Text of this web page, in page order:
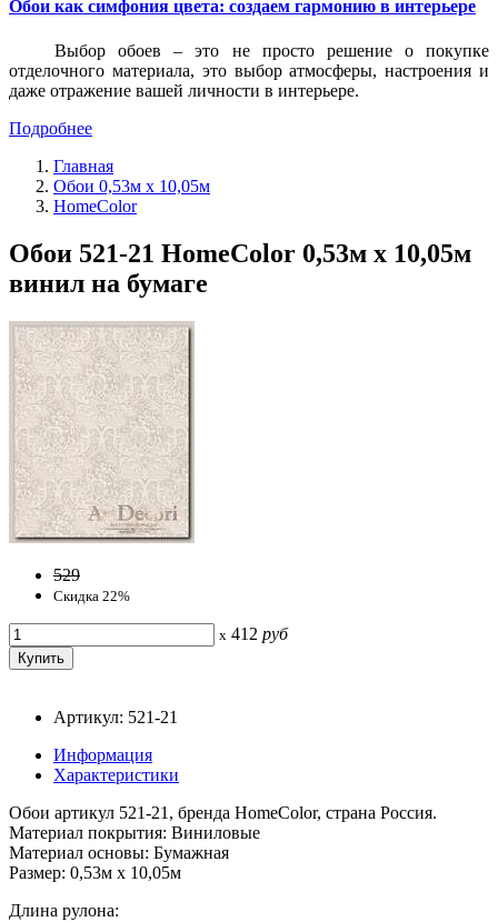
Обои как симфония цвета: создаем гармонию в интерьере
Выбор обоев – это не просто решение о покупке
отделочного материала, это выбор атмосферы, настроения и
даже отражение вашей личности в интерьере.
Подробнее
Главная
Обои 0,53м x 10,05м
HomeColor
Обои 521-21 HomeColor 0,53м x 10,05м
винил на бумаге
529
Скидка 22%
x 412 руб
Артикул: 521-21
Информация
Характеристики
Обои артикул 521-21, бренда HomeColor, страна Россия.
Материал покрытия: Виниловые
Материал основы: Бумажная
Размер: 0,53м x 10,05м
Длина рулона: